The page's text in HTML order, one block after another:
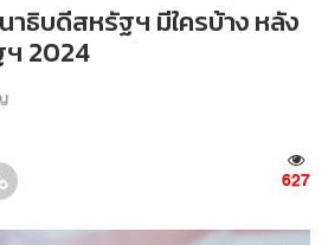
าธิบดีสหรัฐฯ มีใครบ้าง หลัง
ฯ 2024
627